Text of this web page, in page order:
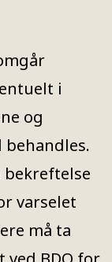
i
og
varselet
må ta